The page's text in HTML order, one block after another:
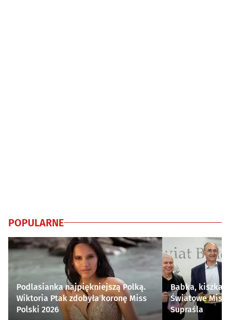
POPULARNE
Podlasianka najpiękniejszą Polką.
Wiktoria Ptak zdobyła koronę Miss
Polski 2026
Babka, kiszka i
Światowe
Supraśla